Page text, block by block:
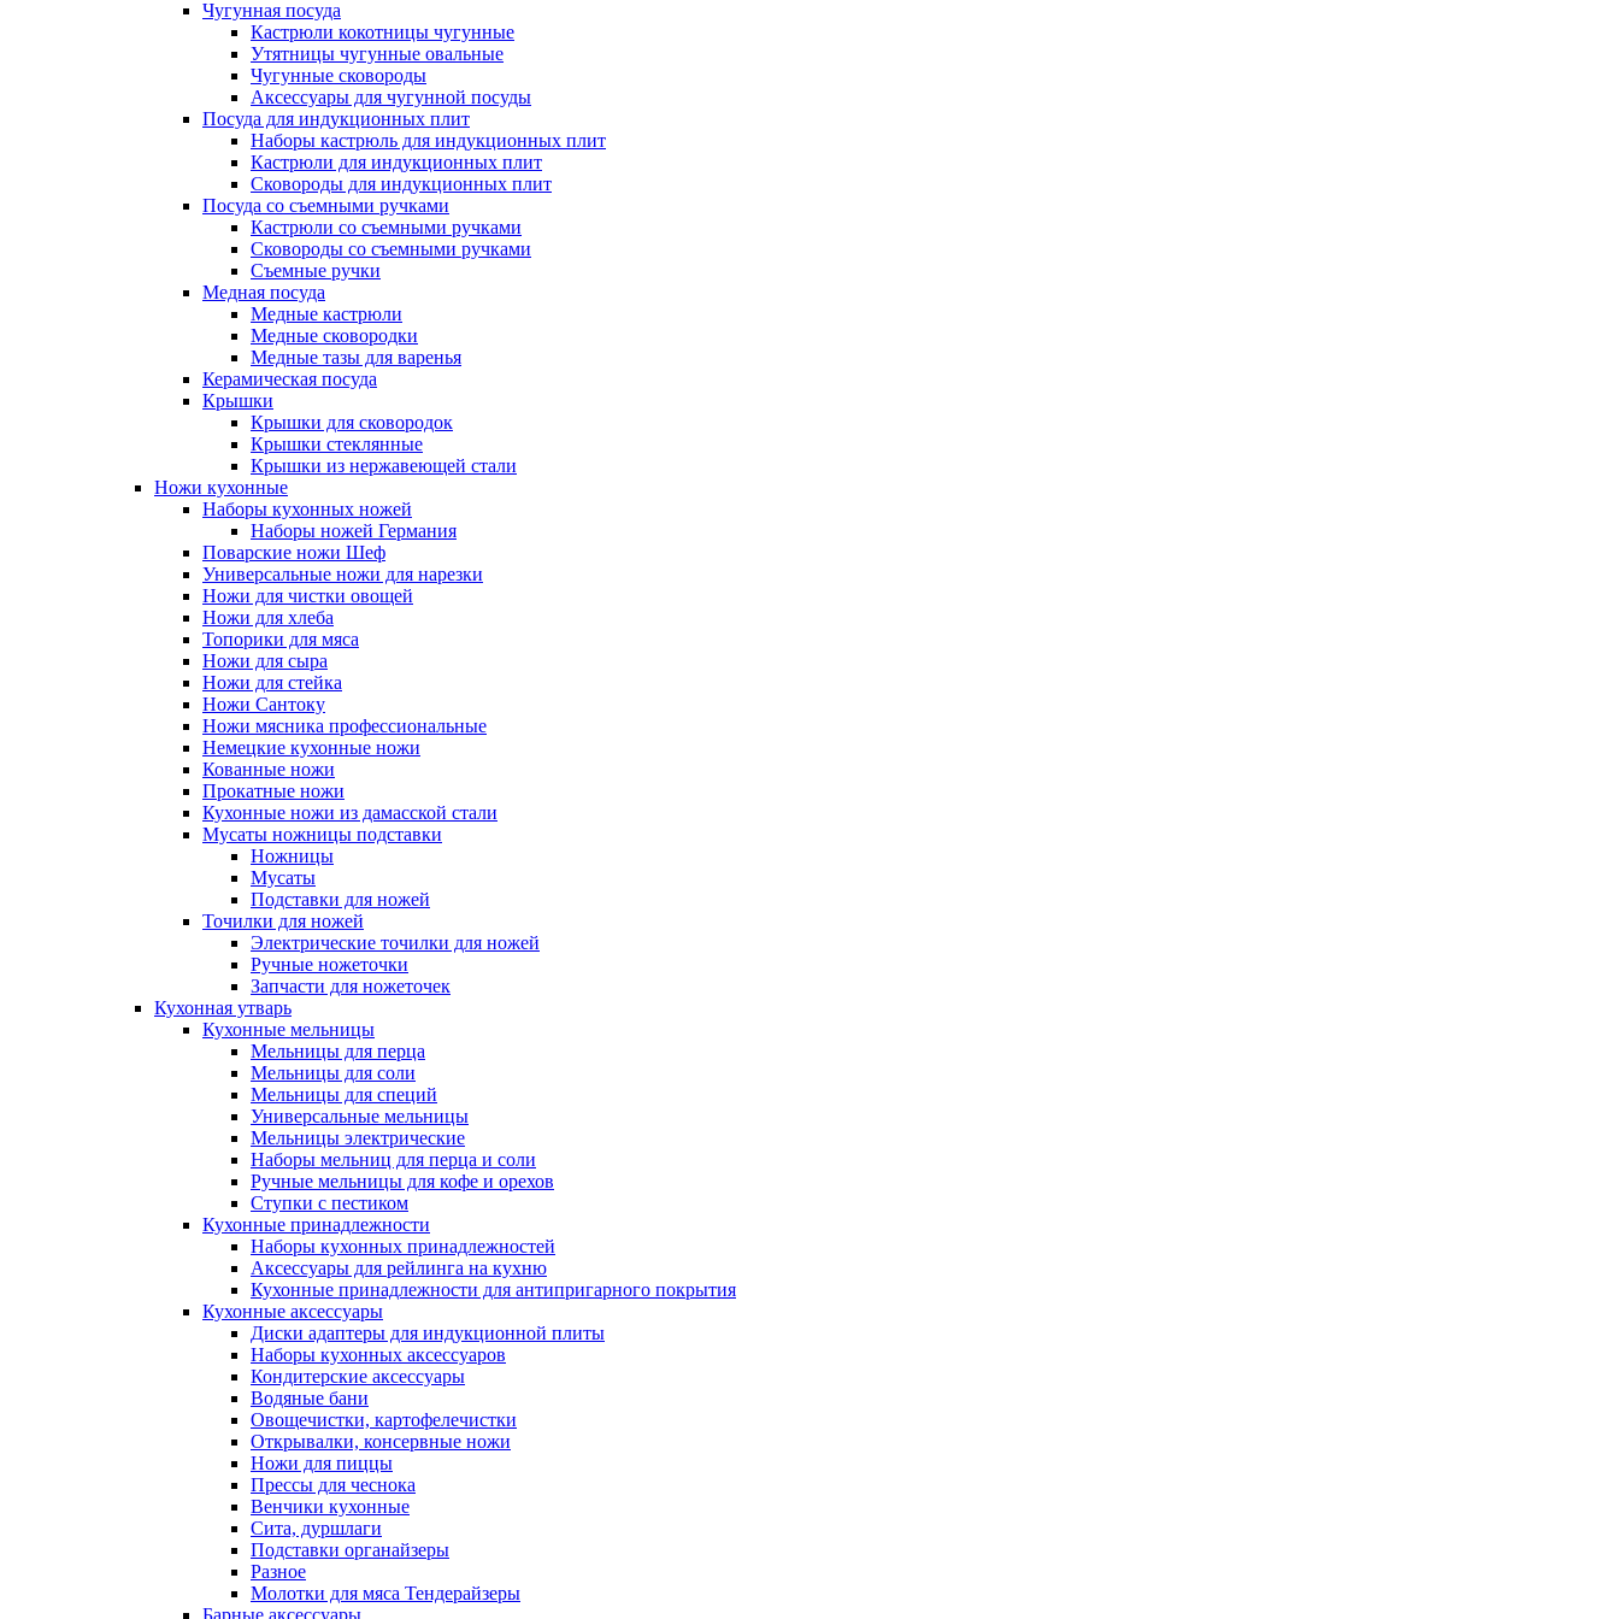
Чугунная посуда
Кастрюли кокотницы чугунные
Утятницы чугунные овальные
Чугунные сковороды
Аксессуары для чугунной посуды
Посуда для индукционных плит
Наборы кастрюль для индукционных плит
Кастрюли для индукционных плит
Сковороды для индукционных плит
Посуда со съемными ручками
Кастрюли со съемными ручками
Сковороды со съемными ручками
Съемные ручки
Медная посуда
Медные кастрюли
Медные сковородки
Медные тазы для варенья
Керамическая посуда
Крышки
Крышки для сковородок
Крышки стеклянные
Крышки из нержавеющей стали
Ножи кухонные
Наборы кухонных ножей
Наборы ножей Германия
Поварские ножи Шеф
Универсальные ножи для нарезки
Ножи для чистки овощей
Ножи для хлеба
Топорики для мяса
Ножи для сыра
Ножи для стейка
Ножи Сантоку
Ножи мясника профессиональные
Немецкие кухонные ножи
Кованные ножи
Прокатные ножи
Кухонные ножи из дамасской стали
Мусаты ножницы подставки
Ножницы
Мусаты
Подставки для ножей
Точилки для ножей
Электрические точилки для ножей
Ручные ножеточки
Запчасти для ножеточек
Кухонная утварь
Кухонные мельницы
Мельницы для перца
Мельницы для соли
Мельницы для специй
Универсальные мельницы
Мельницы электрические
Наборы мельниц для перца и соли
Ручные мельницы для кофе и орехов
Ступки с пестиком
Кухонные принадлежности
Наборы кухонных принадлежностей
Аксессуары для рейлинга на кухню
Кухонные принадлежности для антипригарного покрытия
Кухонные аксессуары
Диски адаптеры для индукционной плиты
Наборы кухонных аксессуаров
Кондитерские аксессуары
Водяные бани
Овощечистки, картофелечистки
Открывалки, консервные ножи
Ножи для пиццы
Прессы для чеснока
Венчики кухонные
Сита, дуршлаги
Подставки органайзеры
Разное
Молотки для мяса Тендерайзеры
Барные аксессуары